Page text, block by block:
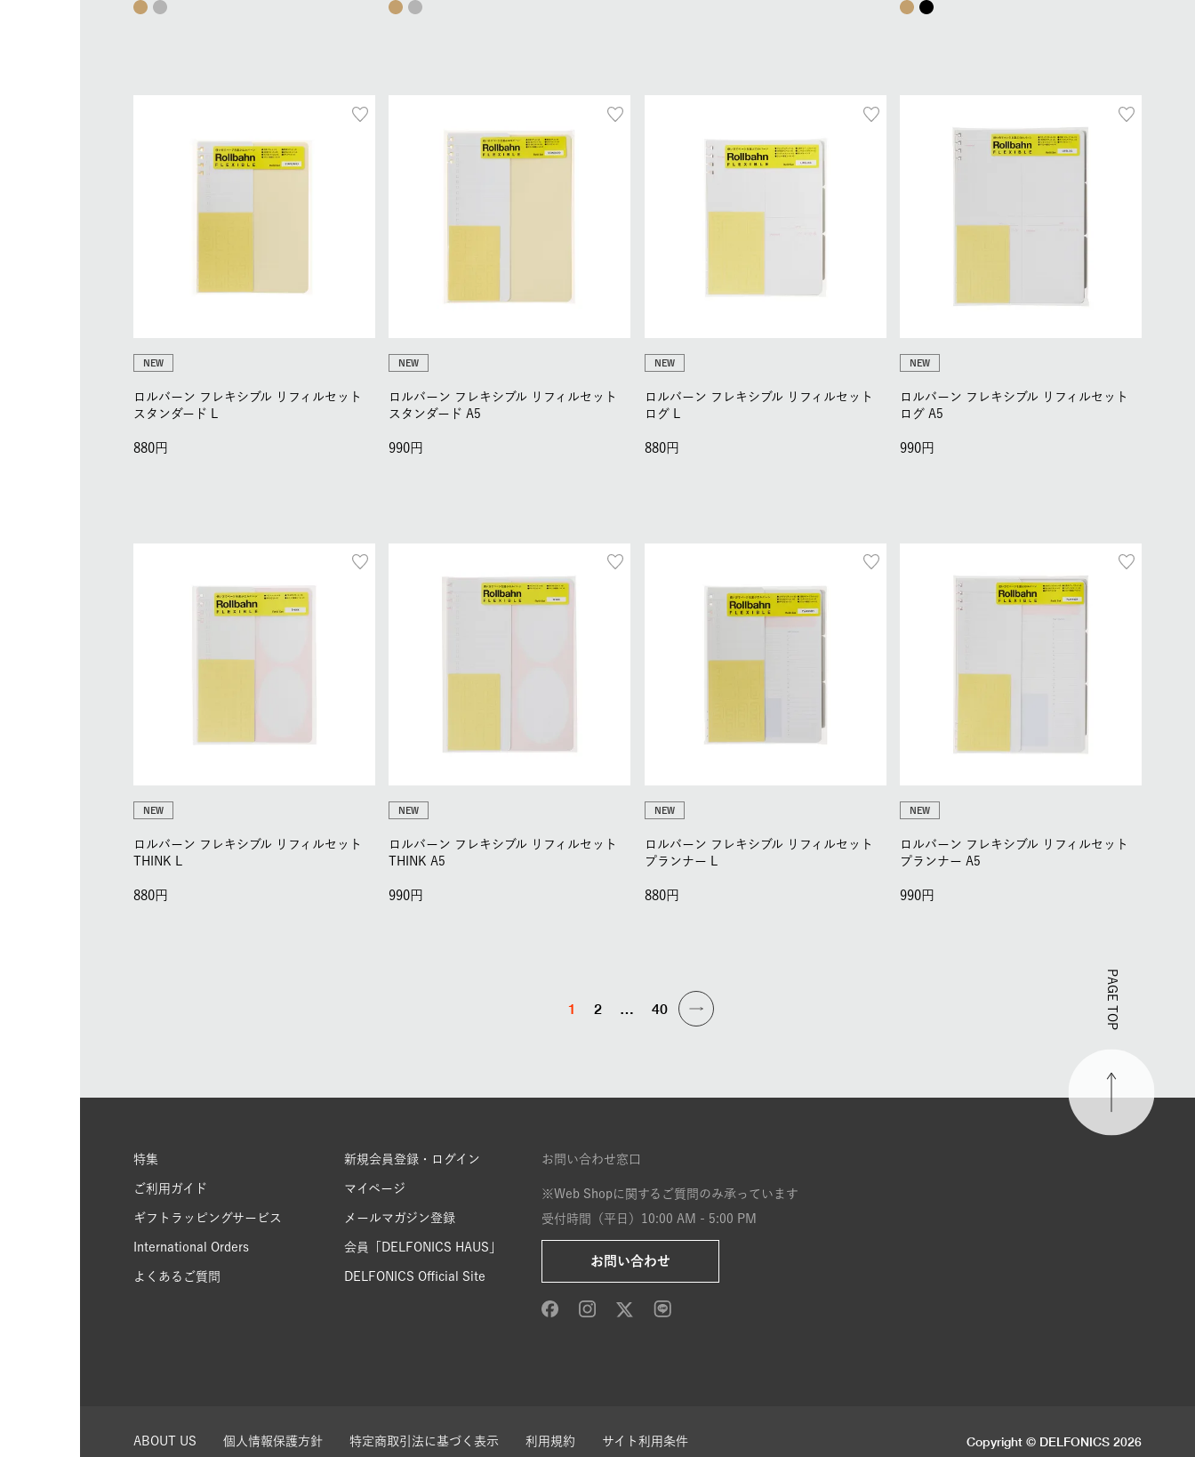
NEW
ロルバーン フレキシブル リフィルセット
スタンダード L
880
NEW
ロルバーン フレキシブル リフィルセット
スタンダード A5
990
NEW
ロルバーン フレキシブル リフィルセット
ログ L
880
NEW
ロルバーン フレキシブル リフィルセット
ログ A5
990
NEW
ロルバーン フレキシブル リフィルセット
THINK L
880
NEW
ロルバーン フレキシブル リフィルセット
THINK A5
990
NEW
ロルバーン フレキシブル リフィルセット
プランナー L
880
NEW
ロルバーン フレキシブル リフィルセット
プランナー A5
990
1 2 40 PAGE TOP
特集
ご利用ガイド
ギフトラッピングサービス
International Orders
よくあるご質問
新規会員登録・ログイン
マイページ
メールマガジン登録
会員「DELFONICS HAUS」
DELFONICS Official Site
お問い合わせ窓口
※Web Shopに関するご質問のみ承っています
受付時間（平日）10:00 AM - 5:00 PM
お問い合わせ
ABOUT US 個人情報保護方針 特定商取引法に基づく表示 利用規約 サイト利用条件 Copyright © DELFONICS 2026